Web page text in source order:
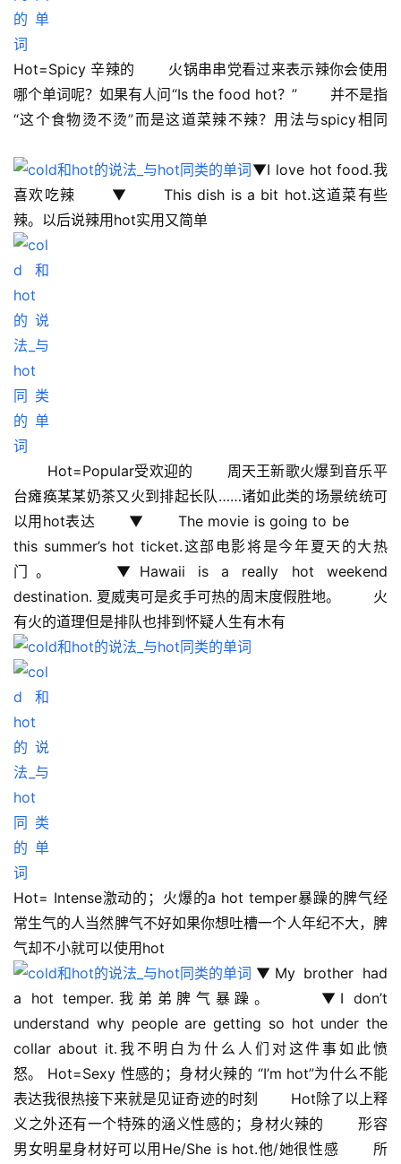
Hot=Spicy 辛辣的 　　火锅串串党看过来表示辣你会使用
哪个单词呢？如果有人问“Is the food hot？” 　　并不是指
“这个食物烫不烫”而是这道菜辣不辣？用法与spicy相同
▼I love hot food.我
喜欢吃辣 　　▼ 　　This dish is a bit hot.这道菜有些
辣。以后说辣用hot实用又简单
台瘫痪某某奶茶又火到排起长队……诸如此类的场景统统可
以用hot表达 　　▼ 　　The movie is going to be
this summer’s hot ticket.这部电影将是今年夏天的大热
门。 　　▼Hawaii is a really hot weekend
destination. 夏威夷可是炙手可热的周末度假胜地。 　　火
有火的道理但是排队也排到怀疑人生有木有
Hot= Intense激动的；火爆的a hot temper暴躁的脾气经
常生气的人当然脾气不好如果你想吐槽一个人年纪不大，脾
气却不小就可以使用hot
▼My brother had
a hot temper.我弟弟脾气暴躁。 　　▼I don’t
understand why people are getting so hot under the
collar about it.我不明白为什么人们对这件事如此愤
怒。 Hot=Sexy 性感的；身材火辣的 “I’m hot”为什么不能
表达我很热接下来就是见证奇迹的时刻 　　Hot除了以上释
义之外还有一个特殊的涵义性感的；身材火辣的 　　形容
男女明星身材好可以用He/She is hot.他/她很性感 　　所